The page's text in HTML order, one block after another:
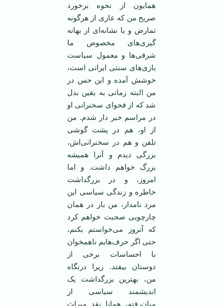
همایون از نحوه برخورد
صریح من که عاری از هرگونه
تمارض و یا نشانه‌ای از بهانه
گیری‌های مخصوص ما
شرقی‌ها و معمول سیاست
بازی‌های سنتی ایرانی است،
خوشش آمده و این حس در
من البته زمانی به یقین بدل
شد که از فحوای سخنرانی او
در مراسم خبر دار شدم. من
از او، هم در پشت گوشی
تلفن و هم در سخنرانی‌اش،
بزرگی دیدم و آنرا همیشه
بزرگ خواهم داشت. و اما
امروز، و در بزرگداشت
خاطره و زندگی سیاسی این
مرد نامدار، من باز در‌‌ همان
چارچوبی صحبت خواهم کرد
که آنروز می‌خواستم بکنم،
حتی اگر حرف‌هایم ناهمخوان
با احساسات برخی از
دوستان بیفتد. زیرا درنگاه
من، بهترین بزرگداشت یک
اندیشمند سیاسی از
میان‌رفته، همانا نقد میراث